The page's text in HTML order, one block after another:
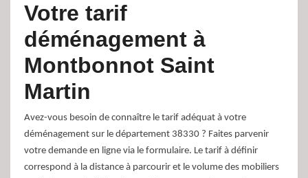
Votre tarif
déménagement à
Montbonnot Saint
Martin
Avez-vous besoin de connaître le tarif adéquat à votre
déménagement sur le département 38330 ? Faites parvenir
votre demande en ligne via le formulaire. Le tarif à définir
correspond à la distance à parcourir et le volume des mobiliers